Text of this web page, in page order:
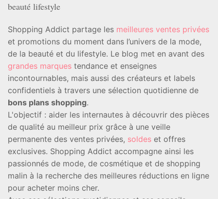
beauté lifestyle
Shopping Addict partage les meilleures ventes privées
et promotions du moment dans l’univers de la mode,
de la beauté et du lifestyle. Le blog met en avant des
grandes marques tendance et enseignes
incontournables, mais aussi des créateurs et labels
confidentiels à travers une sélection quotidienne de
bons plans shopping.
L'objectif : aider les internautes à découvrir des pièces
de qualité au meilleur prix grâce à une veille
permanente des ventes privées, soldes et offres
exclusives. Shopping Addict accompagne ainsi les
passionnés de mode, de cosmétique et de shopping
malin à la recherche des meilleures réductions en ligne
pour acheter moins cher.